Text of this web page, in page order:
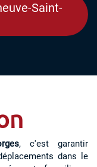
Saint-
, c'est garantir
dans le